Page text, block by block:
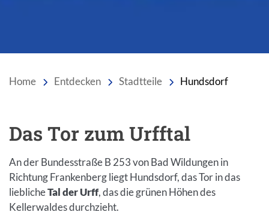
Home Entdecken Stadtteile Hundsdorf
Einleitung
Das Tor zum Urfftal
An der Bundesstraße B 253 von Bad Wildungen in
Richtung Frankenberg liegt Hundsdorf, das Tor in das
lieblicheTal der Urff, das die grünen Höhen des
Kellerwaldes durchzieht.